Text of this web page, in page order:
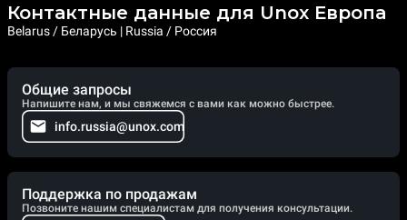
Контактные данные для Unox Европа
Belarus / Беларусь | Russia / Россия
Общие запросы
Напишите нам, и мы свяжемся с вами как можно быстрее.
info.russia@unox.com
Поддержка по продажам
Позвоните нашим специалистам для получения консультации.